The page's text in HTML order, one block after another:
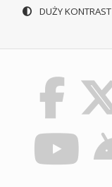
DUŻY KONTRAST